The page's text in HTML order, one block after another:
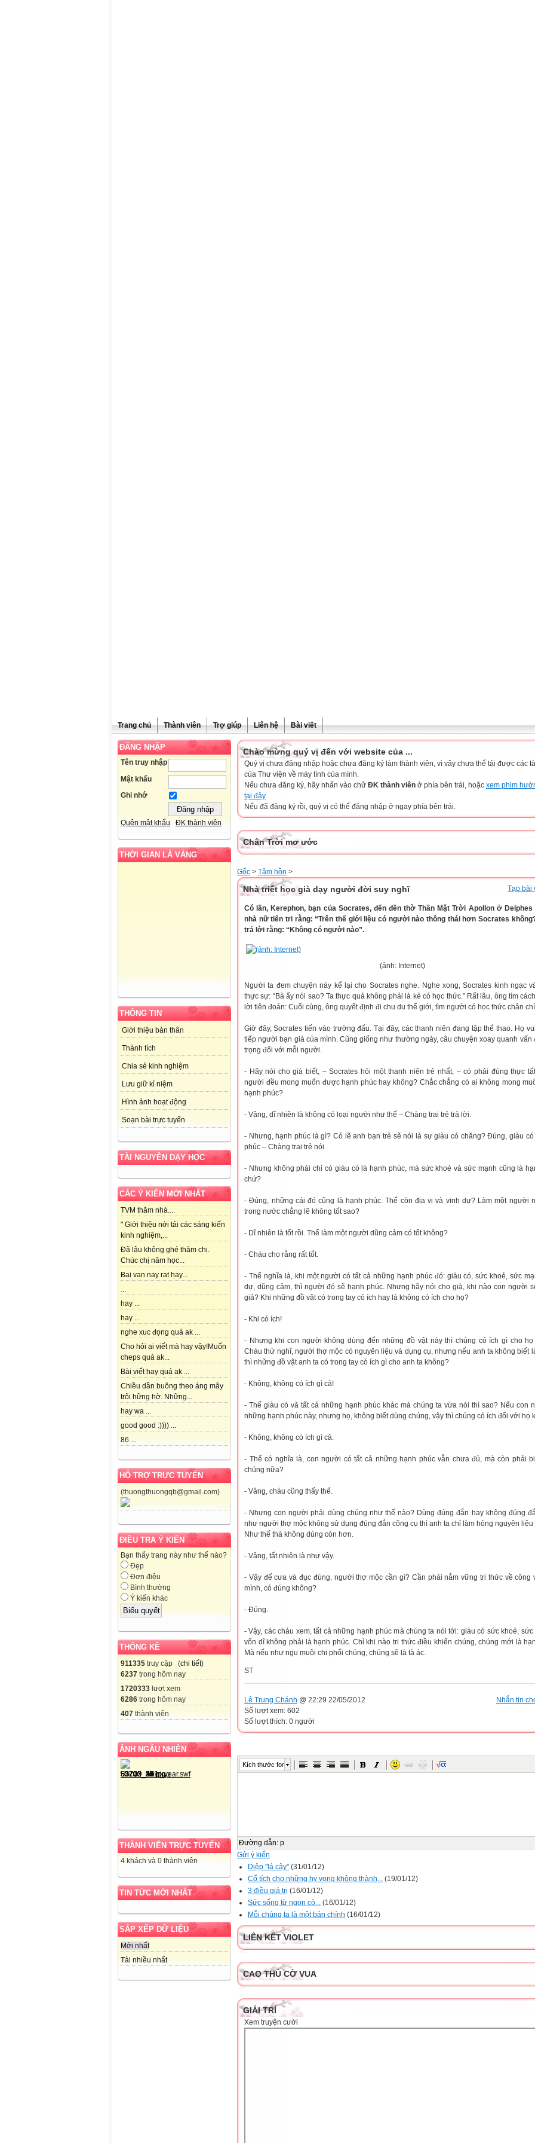
Trang chủ Thành viên Trợ giúp Liên hệ Bài viết
ĐĂNG NHẬP
Tên truy nhập
Mật khẩu
Ghi nhớ
Quên mật khẩu ĐK thành viên
THỜI GIAN LÀ VÀNG
THÔNG TIN
Giới thiệu bản thân
Thành tích
Chia sẻ kinh nghiệm
Lưu giữ kỉ niệm
Hình ảnh hoạt động
Soạn bài trực tuyến
TÀI NGUYÊN DẠY HỌC
CÁC Ý KIẾN MỚI NHẤT
TVM thăm nhà....
" Giới thiệu nới tải các sáng kiến
kinh nghiệm,...
Đã lâu không ghé thăm chị.
Chúc chị năm học...
Bai van nay rat hay...
...
hay ...
hay ...
nghe xuc đọng quá ak ...
Cho hỏi ai viết mà hay vậy!Muốn
cheps quá ak...
Bài viết hay quá ak ...
Chiều dần buông theo áng mây
trôi hững hờ. Những...
hay wa ...
good good :)))) ...
86 ...
HỖ TRỢ TRỰC TUYẾN
(thuongthuongqb@gmail.com)
ĐIỀU TRA Ý KIẾN
Bạn thấy trang này như thế nào?
Đẹp
Đơn điệu
Bình thường
Ý kiến khác
THỐNG KÊ
911335 truy cập (chi tiết)
6237 trong hôm nay
1720333 lượt xem
6286 trong hôm nay
407 thành viên
ẢNH NGẪU NHIÊN
THÀNH VIÊN TRỰC TUYẾN
4 khách và 0 thành viên
TIN TỨC MỚI NHẤT
SẮP XẾP DỮ LIỆU
Mới nhất
Tải nhiều nhất
Chào mừng quý vị đến với website của ...
Quý vị chưa đăng nhập hoặc chưa đăng ký làm thành viên, vì vậy chưa thể tải được các
của Thư viện về máy tính của mình.
Nếu chưa đăng ký, hãy nhấn vào chữ ĐK thành viên ở phía bên trái, hoặc xem phim
tại đây
Nếu đã đăng ký rồi, quý vị có thể đăng nhập ở ngay phía bên trái.
Chân Trời mơ ước
Gốc > Tâm hồn >
Tạo bài
Nhà triết học già dạy người đời suy nghĩ
Có lần, Kerephon, bạn của Socrates, đến đền thờ Thần Mặt Trời Apollon ở Delphes
nhà nữ tiên tri rằng: “Trên thế giới liệu có người nào thông thái hơn Socrates
trả lời rằng: “Không có người nào”.
(ảnh: Internet)
Người ta đem chuyện này kể lại cho Socrates nghe. Nghe xong, Socrates kinh ngạc
thực sự: “Bà ấy nói sao? Ta thực quả không phải là kẻ có học thức.” Rất lâu, ông tìm
lời tiên đoán: Cuối cùng, ông quyết định đi chu du thế giới, tìm người có học thức chân
Giờ đây, Socrates tiến vào trường đấu. Tại đây, các thanh niên đang tập thể thao. Họ
tiếp người bạn già của mình. Cũng giống như thường ngày, câu chuyện xoay quanh vấn
trọng đối với mỗi người.
- Hãy nói cho già biết, – Socrates hỏi một thanh niên trẻ nhất, – có phải đúng thực
người đều mong muốn được hạnh phúc hay không? Chắc chẳng có ai không mong
hạnh phúc?
- Vâng, dĩ nhiên là không có loại người như thế – Chàng trai trẻ trả lời.
- Nhưng, hạnh phúc là gì? Có lẽ anh bạn trẻ sẽ nói là sự giàu có chăng? Đúng, giàu có
phúc – Chàng trai trẻ nói.
- Nhưng không phải chỉ có giàu có là hạnh phúc, mà sức khoẻ và sức mạnh cũng là
chứ?
- Đúng, những cái đó cũng là hạnh phúc. Thế còn địa vị và vinh dự? Làm một người
trong nước chẳng lẽ không tốt sao?
- Dĩ nhiên là tốt rồi. Thế làm một người dũng cảm có tốt không?
- Cháu cho rằng rất tốt.
- Thế nghĩa là, khi một người có tất cả những hạnh phúc đó: giàu có, sức khoẻ, sức
dự, dũng cảm, thì người đó sẽ hạnh phúc. Nhưng hãy nói cho già, khi nào con người
giả? Khi những đồ vật có trong tay có ích hay là không có ích cho họ?
- Khi có ích!
- Nhưng khi con người không dùng đến những đồ vật này thì chúng có ích gì cho họ
Cháu thử nghĩ, người thợ mộc có nguyên liệu và dụng cụ, nhưng nếu anh ta không biết
thì những đồ vật anh ta có trong tay có ích gì cho anh ta không?
- Không, không có ích gì cả!
- Thế giàu có và tất cả những hạnh phúc khác mà chúng ta vừa nói thì sao? Nếu con
những hạnh phúc này, nhưng họ, không biết dùng chúng, vậy thì chúng có ích đối với họ
- Không, không có ích gì cả.
- Thế có nghĩa là, con người có tất cả những hạnh phúc vẫn chưa đủ, mà còn phải
chúng nữa?
- Vâng, cháu cũng thấy thế.
- Nhưng con người phải dùng chúng như thế nào? Dùng đúng đắn hay không đúng
như người thợ mộc không sử dụng đúng đắn công cụ thì anh ta chỉ làm hỏng nguyên liệu
Như thế thà không dùng còn hơn.
- Vâng, tất nhiên là như vậy.
- Vậy để cưa và đục đúng, người thợ mộc cần gì? Cần phải nắm vững tri thức về công
mình, có đúng không?
- Đúng.
- Vậy, các cháu xem, tất cả những hạnh phúc mà chúng ta nói tới: giàu có sức khoẻ,
vốn dĩ không phải là hạnh phúc. Chỉ khi nào tri thức điều khiển chúng, chúng mới là
Mà nếu như ngu muội chi phối chúng, chúng sẽ là tà ác.
ST
Nhắn tin
Lê Trung Chánh @ 22:29 22/05/2012
Số lượt xem: 602
Số lượt thích: 0 người
Kích thước font
Đường dẫn: p
Gửi ý kiến
Diệp "lá cây" (31/01/12)
Cổ tích cho những hy vọng không thành...
(19/01/12)
3 điều giá trị (16/01/12)
Sức sống từ ngọn cỏ...
(16/01/12)
Mỗi chúng ta là một bản chính (16/01/12)
LIÊN KẾT VIOLET
CAO THỦ CỜ VUA
GIẢI TRÍ
Xem truyện cười